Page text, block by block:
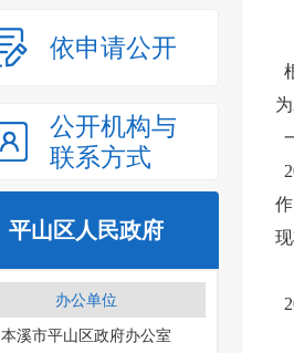
依申请公开
公开机构与
联系方式
平山区人民政府
办公单位
本溪市平山区政府办公室